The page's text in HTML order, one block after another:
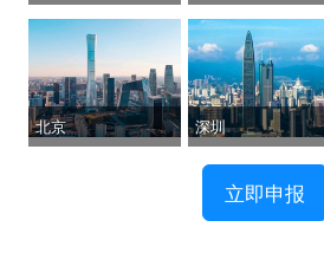
北京 深圳
立即申报